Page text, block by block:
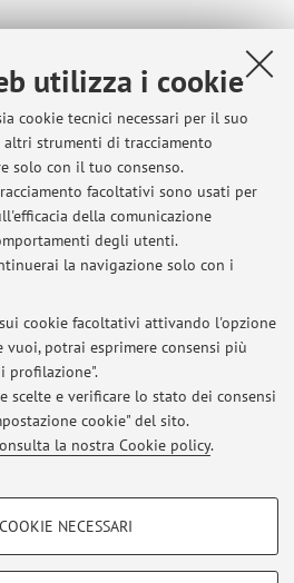
utilizza i cookie
cookie tecnici necessari per il suo
altri strumenti di tracciamento
solo con il tuo consenso.
facoltativi sono usati per
della comunicazione
degli utenti.
la navigazione solo con i
cookie facoltativi attivando l'opzione
vuoi, potrai esprimere consensi più
profilazione".
scelte e verificare lo stato dei consensi
cookie" del sito.
la nostra Cookie policy.
- FACOLTATIVI
NECESSARI
S.; Biagiotti, L.; Palli, G.;
Subject to SCARA Motion
LETTERS», 2026, 11,
pp. 1762 - 1769 [articolo]
Ultimi avvisi
sono presenti avvisi.
tutti i contenuti del sito.